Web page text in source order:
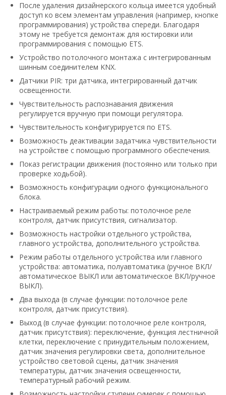
После удаления дизайнерского кольца имеется удобный
доступ ко всем элементам управления (например, кнопке
программирования) устройства спереди. Благодаря
этому не требуется демонтаж для юстировки или
программирования с помощью ETS.
Устройство потолочного монтажа с интегрированным
шинным соединителем KNX.
Датчики PIR: три датчика, интегрированный датчик
освещенности.
Чувствительность распознавания движения
регулируется вручную при помощи регулятора.
Чувствительность конфигурируется по ETS.
Возможность деактивации задатчика чувствительности
на устройстве с помощью программного обеспечения.
Показ регистрации движения (постоянно или только при
проверке ходьбой).
Возможность конфигурации одного функционального
блока.
Настраиваемый режим работы: потолочное реле
контроля, датчик присутствия, сигнализатор.
Возможность настройки отдельного устройства,
главного устройства, дополнительного устройства.
Режим работы отдельного устройства или главного
устройства: автоматика, полуавтоматика (ручное ВКЛ/
автоматическое ВЫКЛ или автоматическое ВКЛ/ручное
ВЫКЛ).
Два выхода (в случае функции: потолочное реле
контроля, датчик присутствия).
Выход (в случае функции: потолочное реле контроля,
датчик присутствия): переключение, функция лестничной
клетки, переключение с принудительным положением,
датчик значения регулировки света, дополнительное
устройство световой сцены, датчик значения
температуры, датчик значения освещенности,
температурный рабочий режим.